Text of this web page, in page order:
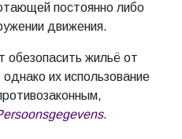
постоянно либо
движения.
обезопасить жильё от
их использование
.